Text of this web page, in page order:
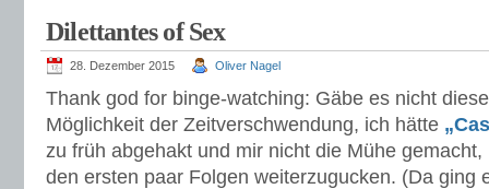
Dilettantes of Sex
28. Dezember 2015 Oliver Nagel
Thank god for binge-watching: Gäbe es nicht
Möglichkeit der Zeitverschwendung, ich hätte
zu früh abgehakt und mir nicht die Mühe
den ersten paar Folgen weiterzugucken. (Da ging